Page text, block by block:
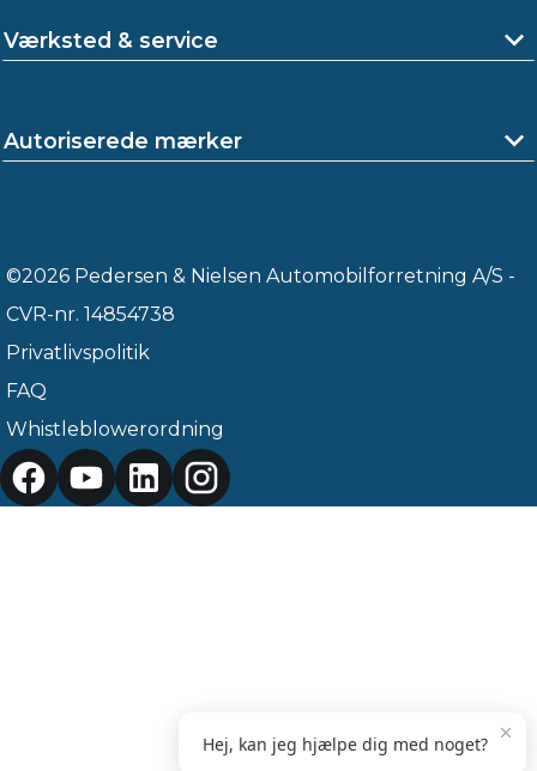
Værksted & service
Autoriserede mærker
©2026 Pedersen & Nielsen Automobilforretning A/S -
CVR-nr. 14854738
Privatlivspolitik
FAQ
Whistleblowerordning